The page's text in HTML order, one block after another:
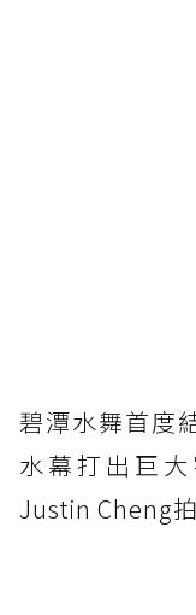
碧潭水舞首度
水幕打出巨
Justin Cheng